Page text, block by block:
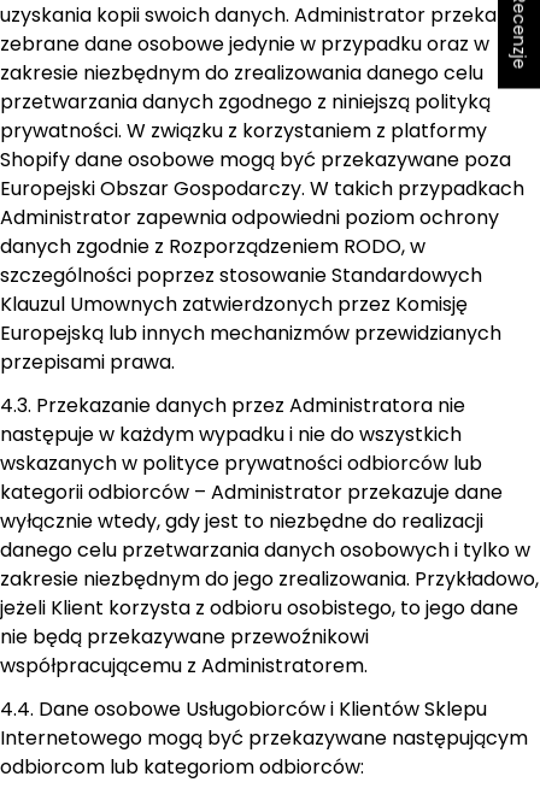
uzyskania kopii swoich danych. Administrator przekazuje
zebrane dane osobowe jedynie w przypadku oraz w
zakresie niezbędnym do zrealizowania danego celu
przetwarzania danych zgodnego z niniejszą polityką
prywatności. W związku z korzystaniem z platformy
Shopify dane osobowe mogą być przekazywane poza
Europejski Obszar Gospodarczy. W takich przypadkach
Administrator zapewnia odpowiedni poziom ochrony
danych zgodnie z Rozporządzeniem RODO, w
szczególności poprzez stosowanie Standardowych
Klauzul Umownych zatwierdzonych przez Komisję
Europejską lub innych mechanizmów przewidzianych
przepisami prawa.
4.3. Przekazanie danych przez Administratora nie
następuje w każdym wypadku i nie do wszystkich
wskazanych w polityce prywatności odbiorców lub
kategorii odbiorców – Administrator przekazuje dane
wyłącznie wtedy, gdy jest to niezbędne do realizacji
danego celu przetwarzania danych osobowych i tylko w
zakresie niezbędnym do jego zrealizowania. Przykładowo,
jeżeli Klient korzysta z odbioru osobistego, to jego dane
nie będą przekazywane przewoźnikowi
współpracującemu z Administratorem.
4.4. Dane osobowe Usługobiorców i Klientów Sklepu
Internetowego mogą być przekazywane następującym
odbiorcom lub kategoriom odbiorców:
★ Recenzje